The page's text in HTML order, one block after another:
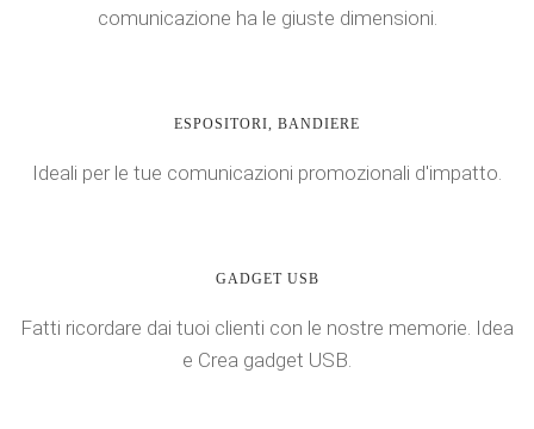
comunicazione ha le giuste dimensioni.
ESPOSITORI, BANDIERE
Ideali per le tue comunicazioni promozionali d'impatto.
GADGET USB
Fatti ricordare dai tuoi clienti con le nostre memorie. Idea
e Crea gadget USB.